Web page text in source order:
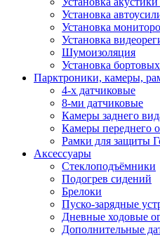
Установка
Установка
Установка
Шумоизоляция
Установка
Парктроники, камеры,
4-х датчиковые
8-ми датчиковые
Камеры заднего
Камеры переднего
Рамки для защиты
Аксессуары
Стеклоподъёмники
Подогрев сидений
Брелоки
Пуско-зарядные
Дневные ходовые
Дополнительные